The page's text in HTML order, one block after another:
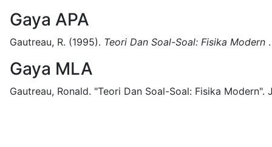
Gaya APA
Gautreau, R. (1995). Teori Dan Soal-Soal: Fisika Modern .
Gaya MLA
Gautreau, Ronald. "Teori Dan Soal-Soal: Fisika Modern".